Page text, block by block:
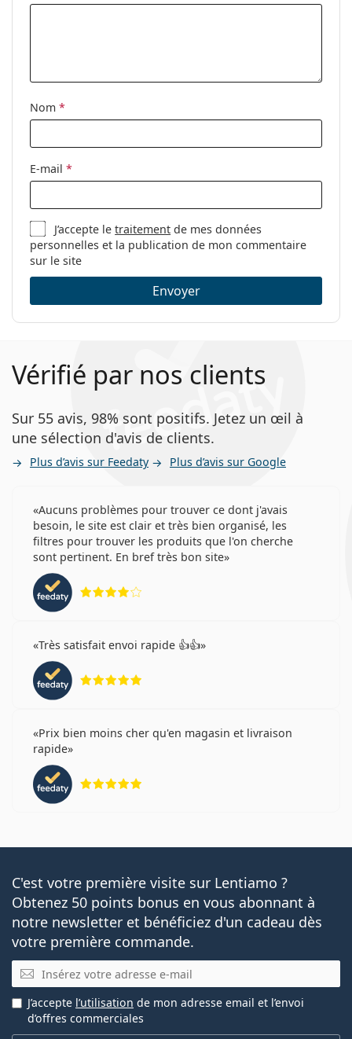
Nom *
E-mail *
J’accepte letraitement de mes données
personnelles et la publication de mon commentaire
sur le site
Envoyer
Vérifié par nos clients
Sur 55 avis, 98% sont positifs. Jetez un œil à
une sélection d'avis de clients.
Plus d’avis sur Feedaty Plus d’avis sur Google
Aucuns problèmes pour trouver ce dont j'avais
besoin, le site est clair et très bien organisé, les
filtres pour trouver les produits que l'on cherche
sont pertinent. En bref très bon site
Très satisfait envoi rapide 👍👍
Prix bien moins cher qu'en magasin et livraison
rapide
C'est votre première visite sur Lentiamo ?
Obtenez 50 points bonus en vous abonnant à
notre newsletter et bénéficiez d'un cadeau dès
votre première commande.
E-mail
J’accepte l’utilisation de mon adresse email et l’envoi
d’offres commerciales